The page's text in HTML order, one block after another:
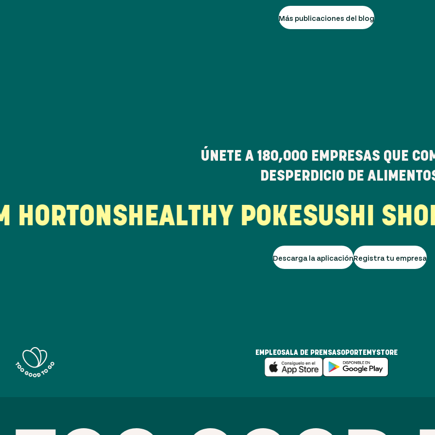
Más publicaciones del blog
ÚNETE A 180,000 EMPRESAS QUE
DESPERDICIO DE
HEALTHY POKE SUSHI SHOP
Descarga la aplicaciónRegistra tu empresa
EMPLEOSALA DE PRENSASOPORTEMYSTORE